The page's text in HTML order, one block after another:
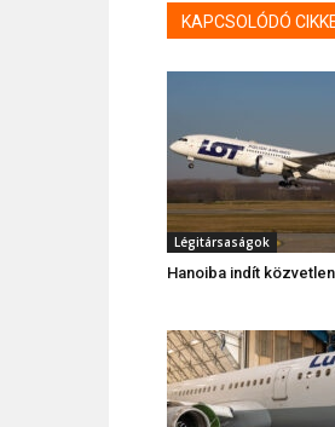
KAPCSOLÓDÓ
Légitársaságok
Hanoiba indít